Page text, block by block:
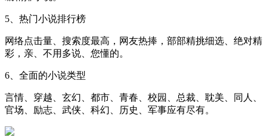
5、热门小说排行榜
网络点击量、搜索度最高，网友热捧，部部精挑细选、绝对精
彩，亲、不用多说、您懂的。
6、全面的小说类型
言情、穿越、玄幻、都市、青春、校园、总裁、耽美、同人、
官场、励志、武侠、科幻、历史、军事应有尽有。